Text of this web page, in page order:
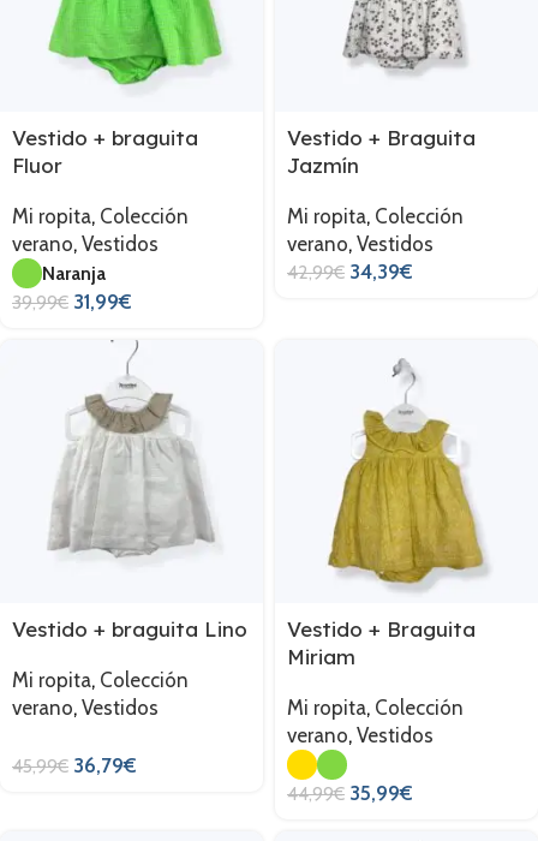
Vestido + braguita
Fluor
Mi ropita, Colección
verano, Vestidos
Naranja
39,99€ 31,99€
Vestido + Braguita
Jazmín
Mi ropita, Colección
verano, Vestidos
42,99€ 34,39€
Vestido + braguita Lino
Mi ropita, Colección
verano, Vestidos
45,99€ 36,79€
Vestido + Braguita
Miriam
Mi ropita, Colección
verano, Vestidos
44,99€ 35,99€